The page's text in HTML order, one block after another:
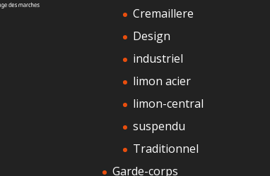
Cremaillere
Design
industriel
limon acier
limon-central
suspendu
Traditionnel
Garde-corps